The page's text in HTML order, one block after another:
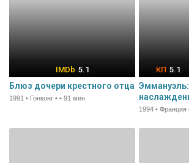
5.1
Блюз дочери крестного отца
1991 • Гонконг • • 91 мин.
5.1
1994 • Франция